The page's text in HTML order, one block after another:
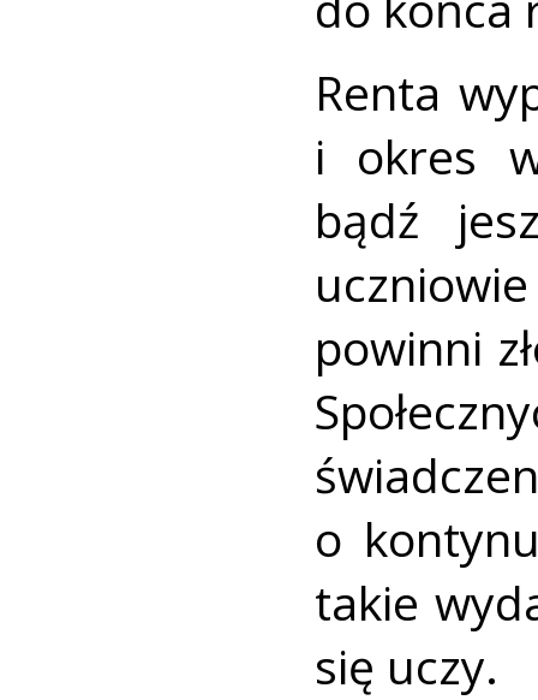
Renta
i okres
bądź
powinni
o
takie
się uczy.